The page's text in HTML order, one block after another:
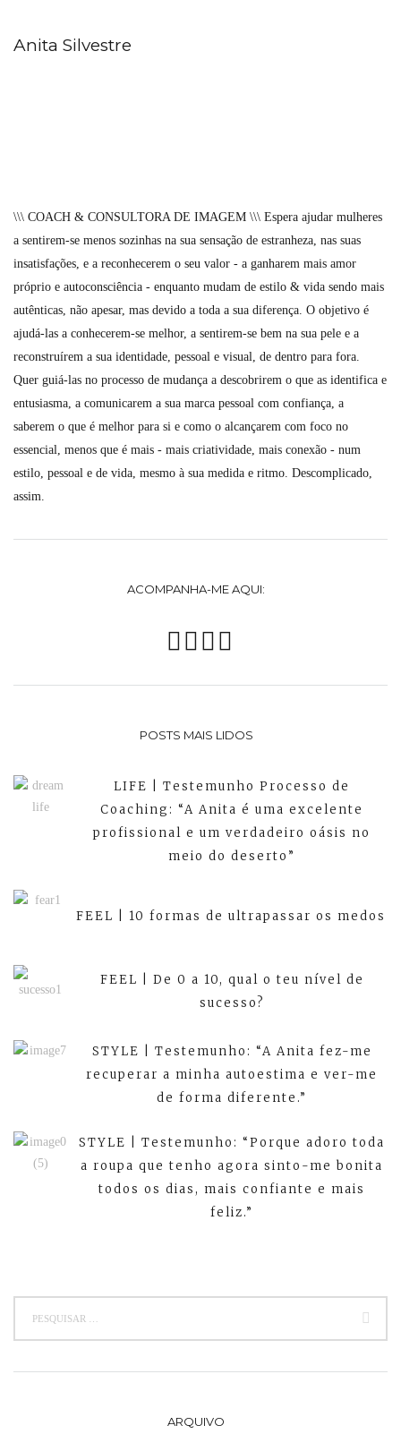
Anita Silvestre
\\\ COACH & CONSULTORA DE IMAGEM \\\ Espera ajudar mulheres
a sentirem-se menos sozinhas na sua sensação de estranheza, nas suas
insatisfações, e a reconhecerem o seu valor - a ganharem mais amor
próprio e autoconsciência - enquanto mudam de estilo & vida sendo mais
autênticas, não apesar, mas devido a toda a sua diferença. O objetivo é
ajudá-las a conhecerem-se melhor, a sentirem-se bem na sua pele e a
reconstruírem a sua identidade, pessoal e visual, de dentro para fora.
Quer guiá-las no processo de mudança a descobrirem o que as identifica e
entusiasma, a comunicarem a sua marca pessoal com confiança, a
saberem o que é melhor para si e como o alcançarem com foco no
essencial, menos que é mais - mais criatividade, mais conexão - num
estilo, pessoal e de vida, mesmo à sua medida e ritmo. Descomplicado,
assim.
ACOMPANHA-ME AQUI:
POSTS MAIS LIDOS
LIFE | Testemunho Processo de
Coaching: “A Anita é uma excelente
profissional e um verdadeiro oásis no
meio do deserto”
FEEL | 10 formas de ultrapassar os medos
FEEL | De 0 a 10, qual o teu nível de
sucesso?
STYLE | Testemunho: “A Anita fez-me
recuperar a minha autoestima e ver-me
de forma diferente.”
STYLE | Testemunho: “Porque adoro toda
a roupa que tenho agora sinto-me bonita
todos os dias, mais confiante e mais
feliz.”
ARQUIVO